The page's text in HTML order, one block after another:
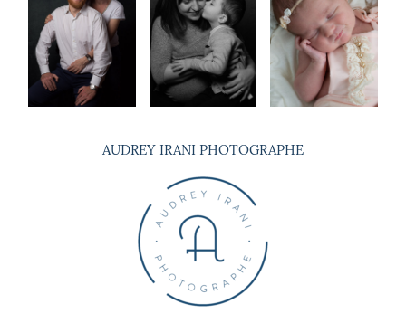
AUDREY IRANI PHOTOGRAPHE